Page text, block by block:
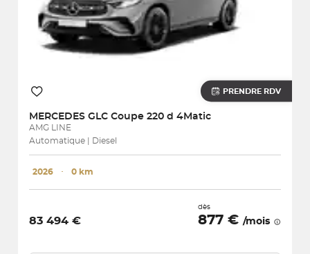
PRENDRE RDV
MERCEDES GLC Coupe 220 d 4Matic
AMG LINE
Automatique | Diesel
2026 ･ 0 km
83 494 €
dès
877 € /mois